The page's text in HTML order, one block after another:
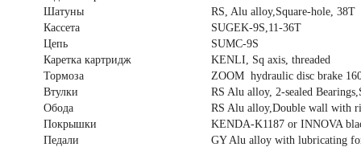
Шатуны
RS, Alu alloy,Square-hole, 38T
Кассета
SUGEK-9S,11-36T
Цепь
SUMC-9S
Каретка картридж
KENLI, Sq axis, threaded
Тормоза
ZOOM hydraulic disc brake
Втулки
RS Alu alloy, 2-sealed
Обода
RS Alu alloy,Double wall with
Покрышки
KENDA-K1187 or INNOVA
Педали
GY Alu alloy with lubricating